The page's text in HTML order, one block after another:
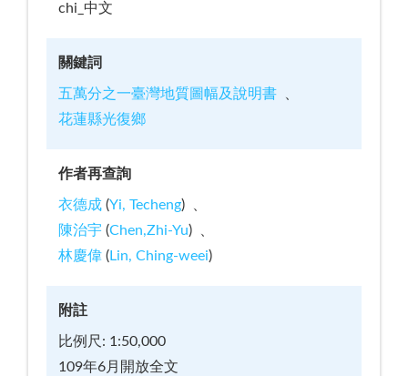
chi_中文
關鍵詞
五萬分之一臺灣地質圖幅及說明書
花蓮縣光復鄉
作者再查詢
衣德成(Yi, Techeng)
陳治宇(Chen,Zhi-Yu)
林慶偉(Lin, Ching-weei)
附註
比例尺: 1:50,000
109年6月開放全文